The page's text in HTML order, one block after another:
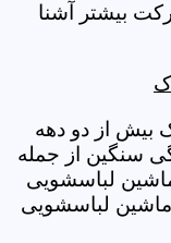
بیشتر آشنا
بیش از دو دهه
سنگین از جمله
ماشین لباسشویی
لباسشویی